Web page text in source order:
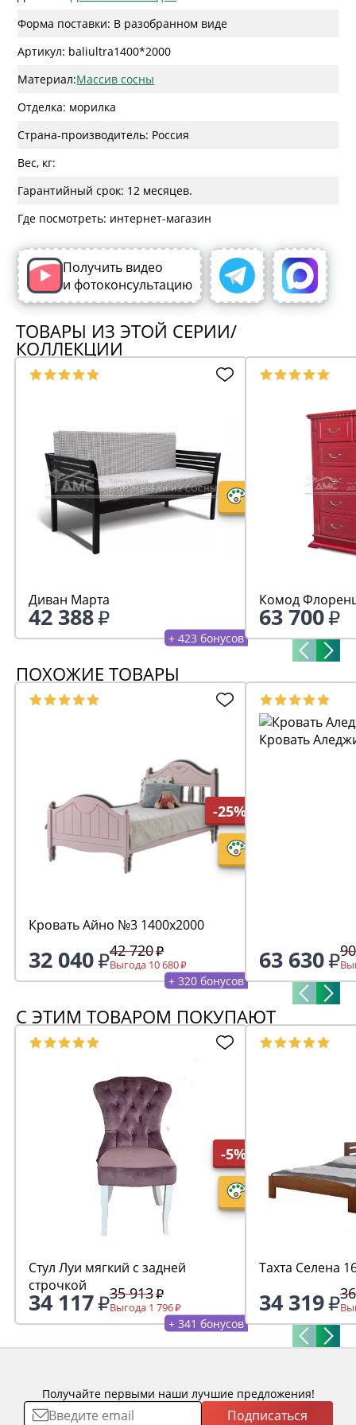
Форма поставки: В разобранном виде
Артикул: baliultra1400*2000
Материал:Массив сосны
Отделка: морилка
Страна-производитель: Россия
Вес, кг:
Гарантийный срок: 12 месяцев.
Где посмотреть: интернет-магазин
Получить видео
и фотоконсультацию
ТОВАРЫ ИЗ ЭТОЙ СЕРИИ/
КОЛЛЕКЦИИ
Диван Марта
42 388
+ 423 бонусов
Комод
63 700
ПОХОЖИЕ ТОВАРЫ
-25%
Кровать Айно №3 1400х2000
32 040 42 720
Выгода 10 680
+ 320 бонусов
Кровать
63 630
С ЭТИМ ТОВАРОМ ПОКУПАЮТ
-5%
Стул Луи мягкий с задней
строчкой
34 117 35 913
Выгода 1 796
+ 341 бонусов
Тахта Селена
34 319
Получайте первыми наши лучшие предложения!
Подписаться